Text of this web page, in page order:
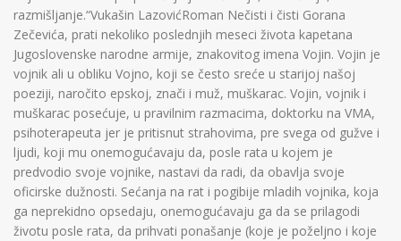
razmišljanje.“Vukašin LazovićRoman Nečisti i čisti Gorana
Zečevića, prati nekoliko poslednjih meseci života kapetana
Jugoslovenske narodne armije, znakovitog imena Vojin. Vojin je
vojnik ali u obliku Vojno, koji se često sreće u starijoj našoj
poeziji, naročito epskoj, znači i muž, muškarac. Vojin, vojnik i
muškarac posećuje, u pravilnim razmacima, doktorku na VMA,
psihoterapeuta jer je pritisnut strahovima, pre svega od gužve i
ljudi, koji mu onemogućavaju da, posle rata u kojem je
predvodio svoje vojnike, nastavi da radi, da obavlja svoje
oficirske dužnosti. Sećanja na rat i pogibije mladih vojnika, koja
ga neprekidno opsedaju, onemogućavaju ga da se prilagodi
životu posle rata, da prihvati ponašanje (koje je poželjno i koje